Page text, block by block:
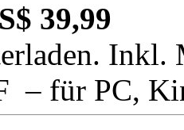
39,99
Inkl.
– für PC,